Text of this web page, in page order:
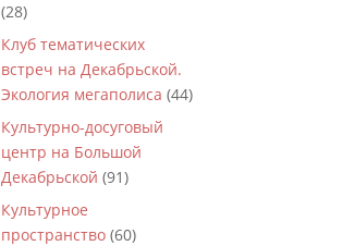
(28)
Клуб тематических
встреч на Декабрьской.
Экология мегаполиса (44)
Культурно-досуговый
центр на Большой
Декабрьской (91)
Культурное
пространство (60)